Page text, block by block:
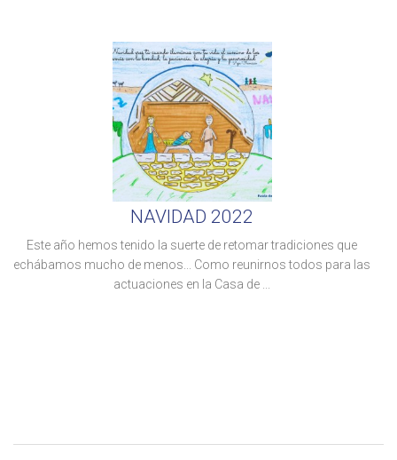
NAVIDAD 2022
Este año hemos tenido la suerte de retomar tradiciones que
echábamos mucho de menos... Como reunirnos todos para las
actuaciones en la Casa de ...